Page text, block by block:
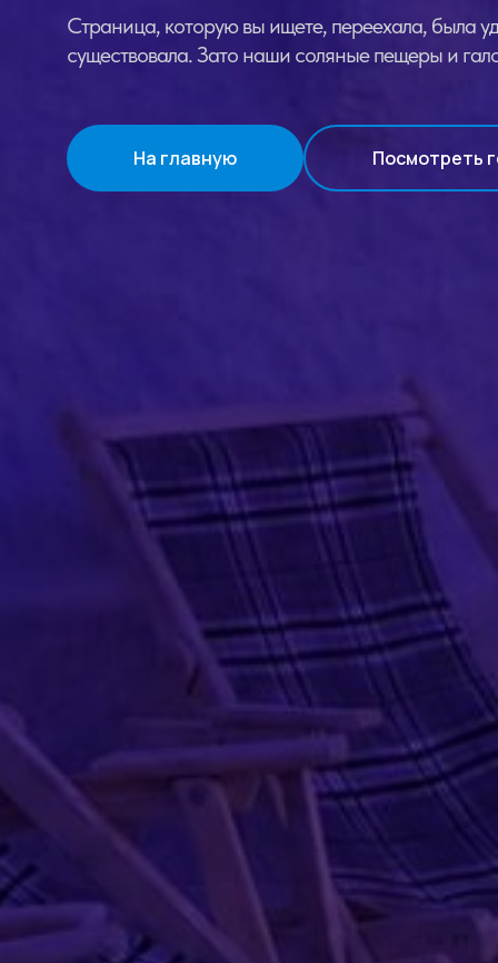
Страница, которую вы ищете, переехала, была
существовала. Зато наши соляные пещеры и
На главную Посмотреть